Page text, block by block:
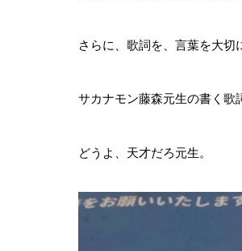
さらに、歌詞を、言葉を大切
サカナモン藤森元生の書く歌
どうよ、天才だろ元生。